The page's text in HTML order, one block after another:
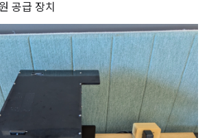
공급 장치